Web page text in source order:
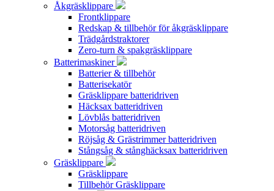
Åkgräsklippare
Frontklippare
Redskap & tillbehör för åkgräsklippare
Trädgårdstraktorer
Zero-turn & spakgräsklippare
Batterimaskiner
Batterier & tillbehör
Batterisekatör
Gräsklippare batteridriven
Häcksax batteridriven
Lövblås batteridriven
Motorsåg batteridriven
Röjsåg & Grästrimmer batteridriven
Stångsåg & stånghäcksax batteridriven
Gräsklippare
Gräsklippare
Tillbehör Gräsklippare